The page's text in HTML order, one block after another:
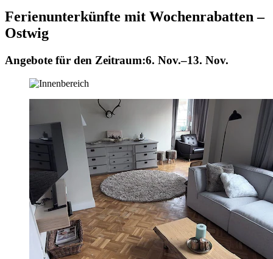
Ferienunterkünfte mit Wochenrabatten –
Ostwig
Angebote für den Zeitraum:6. Nov.–13. Nov.